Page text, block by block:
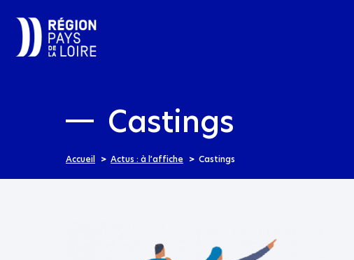
Castings
Accueil Actus : à l’affiche Castings